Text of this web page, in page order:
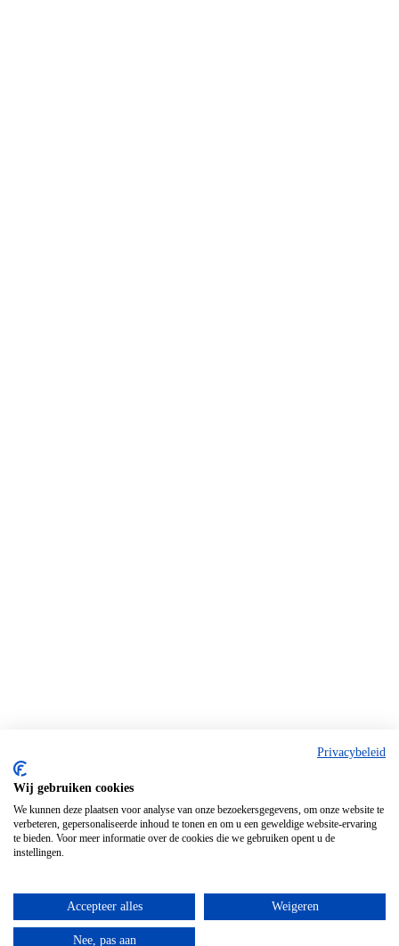
Privacybeleid
Wij gebruiken cookies
We kunnen deze plaatsen voor analyse van onze bezoekersgegevens, om onze website te
verbeteren, gepersonaliseerde inhoud te tonen en om u een geweldige website-ervaring
te bieden. Voor meer informatie over de cookies die we gebruiken opent u de
instellingen.
Accepteer alles Weigeren
Nee, pas aan